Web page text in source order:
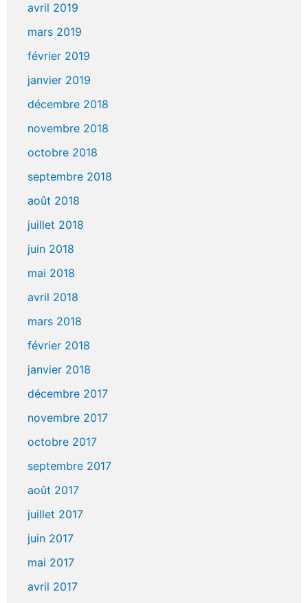
avril 2019
mars 2019
février 2019
janvier 2019
décembre 2018
novembre 2018
octobre 2018
septembre 2018
août 2018
juillet 2018
juin 2018
mai 2018
avril 2018
mars 2018
février 2018
janvier 2018
décembre 2017
novembre 2017
octobre 2017
septembre 2017
août 2017
juillet 2017
juin 2017
mai 2017
avril 2017